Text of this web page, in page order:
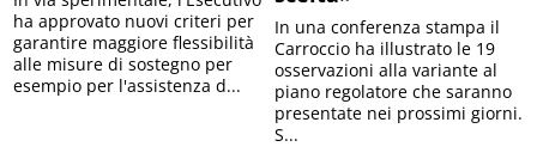
ha approvato nuovi criteri per
garantire maggiore flessibilità
alle misure di sostegno per
esempio per l'assistenza d...
In una conferenza stampa il
Carroccio ha illustrato le 19
osservazioni alla variante al
piano regolatore che saranno
presentate nei prossimi giorni.
S...